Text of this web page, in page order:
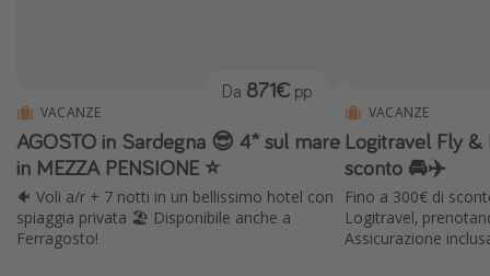
VACANZE
AGOSTO in Sardegna 😎 4* sul mare
in MEZZA PENSIONE ⭐️
🐠 Voli a/r + 7 notti in un bellissimo hotel con
spiaggia privata 🏖️ Disponibile anche a
Ferragosto!
Da 871€ pp
VACANZE
Logitravel Fly
sconto 🚘✈️
Fino a 300€ di
Logitravel,
Assicurazione